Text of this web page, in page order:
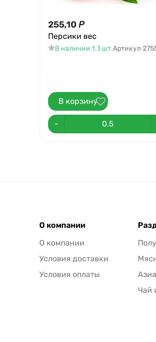
255,10 Р
Персики вес
В наличии 1.3 шт.Артикул
В корзину
-
О компании
О компании
Условия доставки
Условия оплаты
Чай